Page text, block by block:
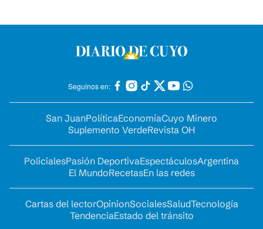
Seguinos en:
San JuanPolíticaEconomíaCuyo Minero
Suplemento VerdeRevista OH
PolicialesPasión DeportivaEspectáculosArgentina
El MundoRecetasEn las redes
Cartas del lectorOpinionSocialesSaludTecnología
TendenciaEstado del tránsito